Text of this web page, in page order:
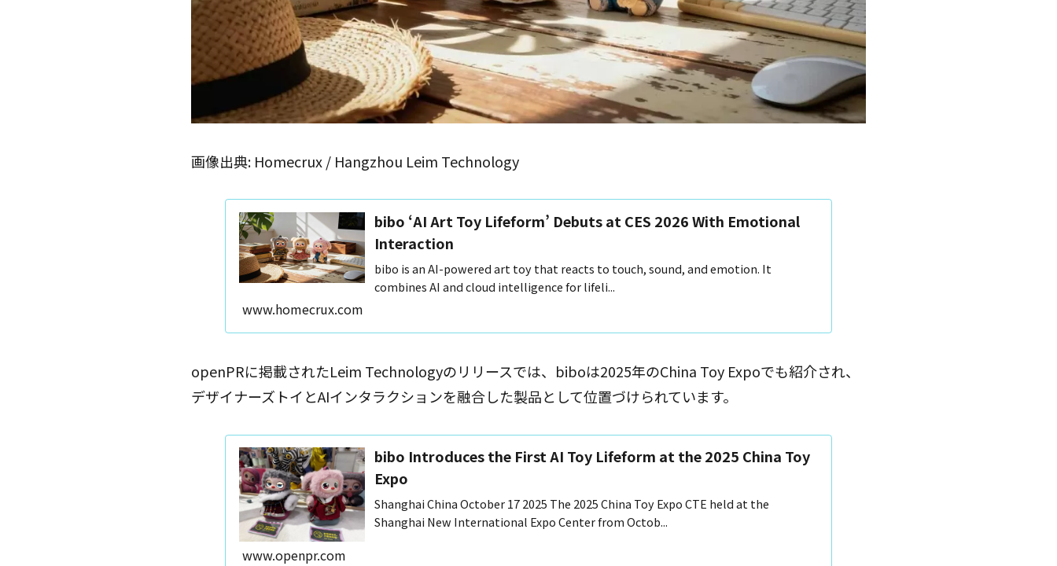
画像出典: Homecrux / Hangzhou Leim Technology
bibo ‘AI Art Toy Lifeform’ Debuts at CES 2026 With Emotional
Interaction
bibo is an AI-powered art toy that reacts to touch, sound, and emotion. It
combines AI and cloud intelligence for lifeli...
www.homecrux.com
openPRに掲載されたLeim Technologyのリリースでは、biboは2025年のChina Toy Expoでも紹介され、
デザイナーズトイとAIインタラクションを融合した製品として位置づけられています。
bibo Introduces the First AI Toy Lifeform at the 2025 China Toy
Expo
Shanghai China October 17 2025 The 2025 China Toy Expo CTE held at the
Shanghai New International Expo Center from Octob...
www.openpr.com